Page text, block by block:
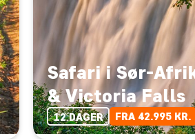
Safari i Sør-
& Victoria Falls
12 DAGER FRA 42.995 KR.